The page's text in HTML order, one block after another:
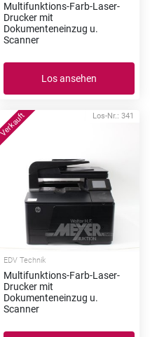
Multifunktions-Farb-Laser-
Drucker mit
Dokumenteneinzug u.
Scanner
Los ansehen
Los-Nr.: 341
EDV Technik
Multifunktions-Farb-Laser-
Drucker mit
Dokumenteneinzug u.
Scanner